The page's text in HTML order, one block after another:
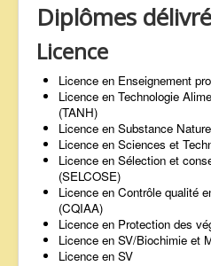
Diplômes
Licence
Licence en Enseignement
Licence en Technologie
(TANH)
Licence en Substance
Licence en Sciences et
Licence en Sélection et
(SELCOSE)
Licence en Contrôle qualité
(CQIAA)
Licence en Protection des
Licence en SV/Biochimie et
Licence en SV